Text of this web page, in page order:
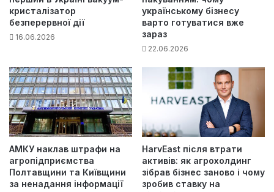
кристалізатор
безперервної дії
16.06.2026
українському бізнесу
варто готуватися вже
зараз
22.06.2026
АМКУ наклав штрафи на
агропідприємства
Полтавщини та Київщини
за ненадання інформації
HarvEast після втрати
активів: як агрохолдинг
зібрав бізнес заново і чому
зробив ставку на